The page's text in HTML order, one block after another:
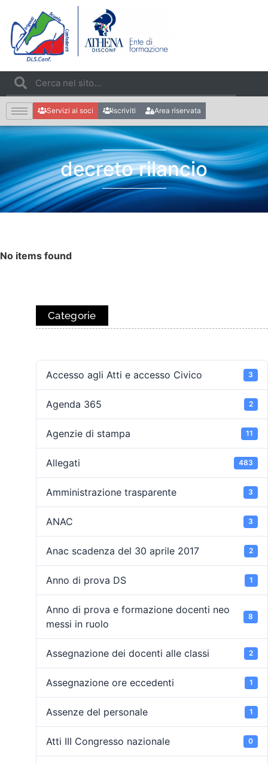
Servizi ai soci Iscriviti Area riservata
decreto rilancio
No items found
Categorie
Accesso agli Atti e accesso Civico 3
Agenda 365 2
Agenzie di stampa 11
Allegati 483
Amministrazione trasparente 3
ANAC 3
Anac scadenza del 30 aprile 2017 2
Anno di prova DS 1
Anno di prova e formazione docenti neo
messi in ruolo
8
Assegnazione dei docenti alle classi 2
Assegnazione ore eccedenti 1
Assenze del personale 1
Atti III Congresso nazionale 0